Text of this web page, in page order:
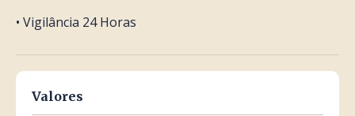
• Vigilância 24 Horas
Valores